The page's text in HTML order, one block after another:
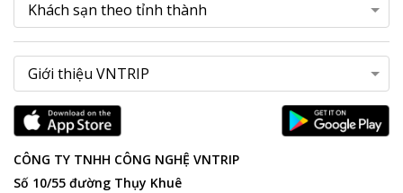
CÔNG TY TNHH CÔNG NGHỆ VNTRIP
Số 10/55 đường Thụy Khuê